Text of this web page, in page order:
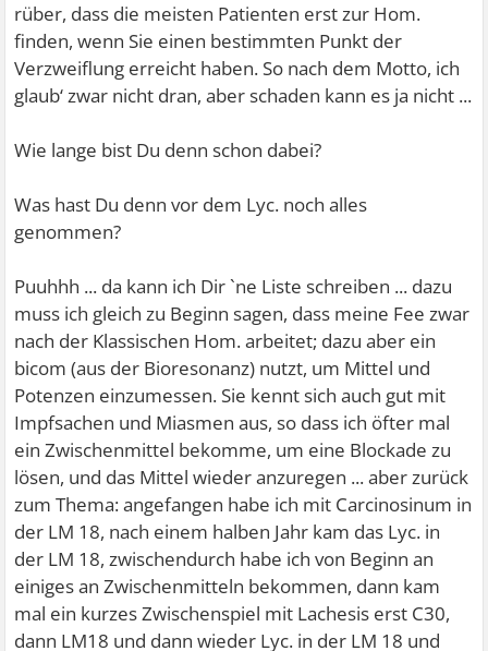
rüber, dass die meisten Patienten erst zur Hom.
finden, wenn Sie einen bestimmten Punkt der
Verzweiflung erreicht haben. So nach dem Motto, ich
glaub‘ zwar nicht dran, aber schaden kann es ja nicht ...
Wie lange bist Du denn schon dabei?
Was hast Du denn vor dem Lyc. noch alles
genommen?
Puuhhh ... da kann ich Dir `ne Liste schreiben ... dazu
muss ich gleich zu Beginn sagen, dass meine Fee zwar
nach der Klassischen Hom. arbeitet; dazu aber ein
bicom (aus der Bioresonanz) nutzt, um Mittel und
Potenzen einzumessen. Sie kennt sich auch gut mit
Impfsachen und Miasmen aus, so dass ich öfter mal
ein Zwischenmittel bekomme, um eine Blockade zu
lösen, und das Mittel wieder anzuregen ... aber zurück
zum Thema: angefangen habe ich mit Carcinosinum in
der LM 18, nach einem halben Jahr kam das Lyc. in
der LM 18, zwischendurch habe ich von Beginn an
einiges an Zwischenmitteln bekommen, dann kam
mal ein kurzes Zwischenspiel mit Lachesis erst C30,
dann LM18 und dann wieder Lyc. in der LM 18 und